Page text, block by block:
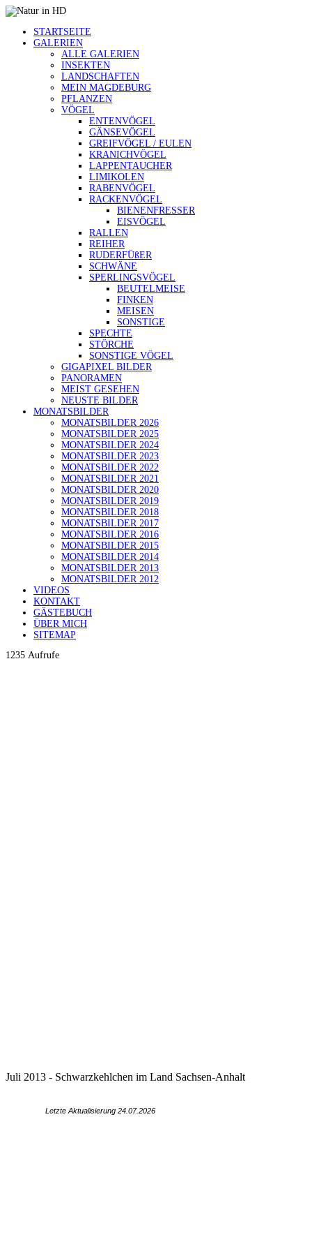
STARTSEITE
GALERIEN
ALLE GALERIEN
INSEKTEN
LANDSCHAFTEN
MEIN MAGDEBURG
PFLANZEN
VÖGEL
ENTENVÖGEL
GÄNSEVÖGEL
GREIFVÖGEL / EULEN
KRANICHVÖGEL
LAPPENTAUCHER
LIMIKOLEN
RABENVÖGEL
RACKENVÖGEL
BIENENFRESSER
EISVÖGEL
RALLEN
REIHER
RUDERFÜßER
SCHWÄNE
SPERLINGSVÖGEL
BEUTELMEISE
FINKEN
MEISEN
SONSTIGE
SPECHTE
STÖRCHE
SONSTIGE VÖGEL
GIGAPIXEL BILDER
PANORAMEN
MEIST GESEHEN
NEUSTE BILDER
MONATSBILDER
MONATSBILDER 2026
MONATSBILDER 2025
MONATSBILDER 2024
MONATSBILDER 2023
MONATSBILDER 2022
MONATSBILDER 2021
MONATSBILDER 2020
MONATSBILDER 2019
MONATSBILDER 2018
MONATSBILDER 2017
MONATSBILDER 2016
MONATSBILDER 2015
MONATSBILDER 2014
MONATSBILDER 2013
MONATSBILDER 2012
VIDEOS
KONTAKT
GÄSTEBUCH
ÜBER MICH
SITEMAP
1235 Aufrufe
Juli 2013 - Schwarzkehlchen im Land Sachsen-Anhalt
Letzte Aktualisierung 24.07.2026